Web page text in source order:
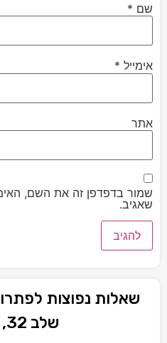
שם *
אימייל *
אתר
שמור בדפדפן זה את השם,
שאגיב.
שאלות נפוצות
שלב 32, תשבץ